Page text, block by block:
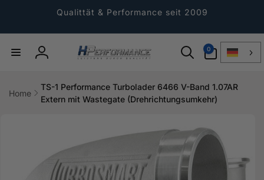
Qualittät & Performance seit 2009
Einloggen
0
Artikel
Home
TS-1 Performance Turbolader 6466 V-Band 1.07AR
Extern mit Wastegate (Drehrichtungsumkehr)